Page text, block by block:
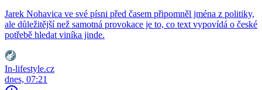
Jarek Nohavica ve své písni před časem připomněl jména z politiky,
ale důležitější než samotná provokace je to, co text vypovídá o české
potřebě hledat viníka jinde.
In-lifestyle.cz
dnes, 07:21